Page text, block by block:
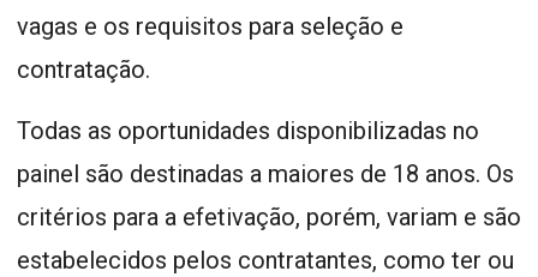
vagas e os requisitos para seleção e
contratação.
Todas as oportunidades disponibilizadas no
painel são destinadas a maiores de 18 anos. Os
critérios para a efetivação, porém, variam e são
estabelecidos pelos contratantes, como ter ou